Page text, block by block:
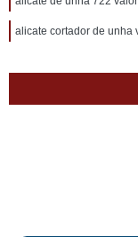
alicate cortador de unha